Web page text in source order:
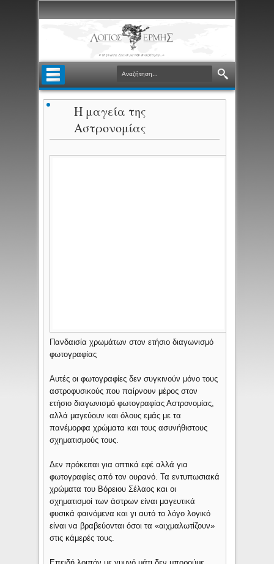
Η μαγεία της
Αστρονομίας
Πανδαισία χρωμάτων στον ετήσιο διαγωνισμό
φωτογραφίας
Αυτές οι φωτογραφίες δεν συγκινούν μόνο τους
αστροφυσικούς που παίρνουν μέρος στον
ετήσιο διαγωνισμό φωτογραφίας Αστρονομίας,
αλλά μαγεύουν και όλους εμάς με τα
πανέμορφα χρώματα και τους ασυνήθιστους
σχηματισμούς τους.
Δεν πρόκειται για οπτικά εφέ αλλά για
φωτογραφίες από τον ουρανό. Τα εντυπωσιακά
χρώματα του Βόρειου Σέλαος και οι
σχηματισμοί των άστρων είναι μαγευτικά
φυσικά φαινόμενα και γι αυτό το λόγο λογικό
είναι να βραβεύονται όσοι τα «αιχμαλωτίζουν»
στις κάμερές τους.